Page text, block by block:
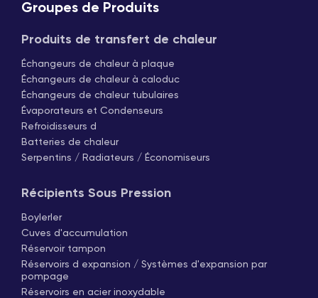
Groupes de Produits
Produits de transfert de chaleur
Échangeurs de chaleur à plaque
Échangeurs de chaleur à caloduc
Échangeurs de chaleur tubulaires
Évaporateurs et Condenseurs
Refroidisseurs d
Batteries de chaleur
Serpentins / Radiateurs / Économiseurs
Récipients Sous Pression
Boylerler
Cuves d'accumulation
Réservoir tampon
Réservoirs d expansion / Systèmes d'expansion par
pompage
Réservoirs en acier inoxydable